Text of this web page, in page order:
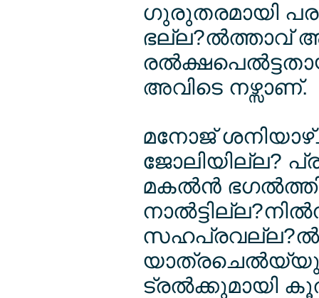
ഗുരുതരമായി
ഭല്ല?ല്‍ത്താവ്
അവിടെ നഴ്സാണ്.
മനോജ്
ജോലിയില്ല?
മകല്‍ന്‍
ട്രല്‍ക്കുമായി